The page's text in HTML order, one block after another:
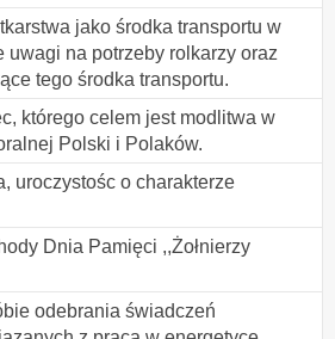
jako środka transportu w
uwagi na potrzeby rolkarzy oraz
tego środka transportu.
którego celem jest modlitwa w
Polski i Polaków.
uroczystośc o charakterze
Dnia Pamięci ,,Żołnierzy
odebrania świadczeń